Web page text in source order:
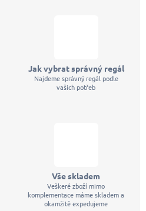
Jak vybrat správný regál
Najdeme správný regál podle
vašich potřeb
Vše skladem
Veškeré zboží mimo
komplementace máme skladem a
okamžitě expedujeme